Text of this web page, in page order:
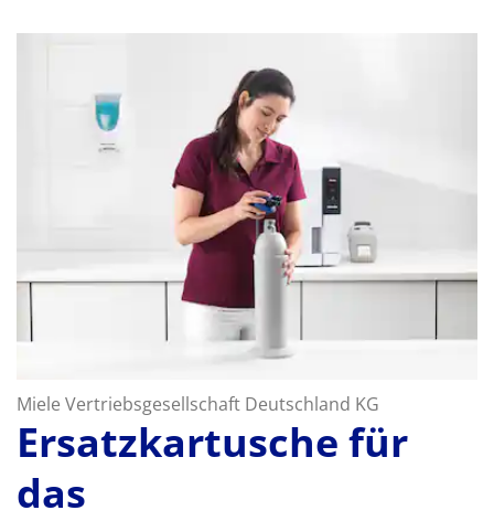
Miele Vertriebsgesellschaft Deutschland KG
Ersatzkartusche für
das